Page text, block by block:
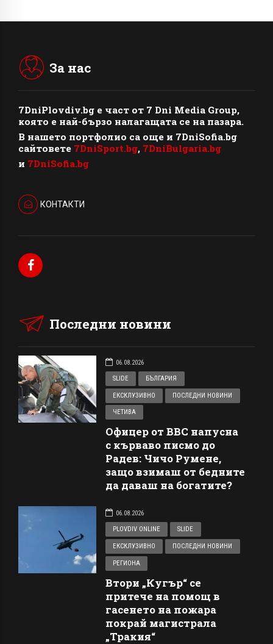
За нас
7DniPlovdiv.bg e част от 7 Dni Media Group,
която е най-бързо налагащата се на пазара.
В нашето портфолио са още и 7DniSofia.bg
сайтовете 7DniSport.bg, 7DniBulgaria.bg
и 7DniSofia.bg
КОНТАКТИ
Последни новини
06.08.2026
SLIDE
БЪЛГАРИЯ
ЕКСКЛУЗИВНО ПОСЛЕДНИ НОВИНИ
ЧЕТИВА
Офицер от ВВС напусна
с кърваво писмо до
Радев: Чичо Румене,
защо взимаш от бедните
да даваш на богатите?
06.08.2026
PLOVDIV ONLINE
SLIDE
ЕКСКЛУЗИВНО ПОСЛЕДНИ НОВИНИ
РЕГИОНА
Втори „Кугър“ се
притече на помощ в
гасенето на пожара
покрай магистрала
„Тракия“